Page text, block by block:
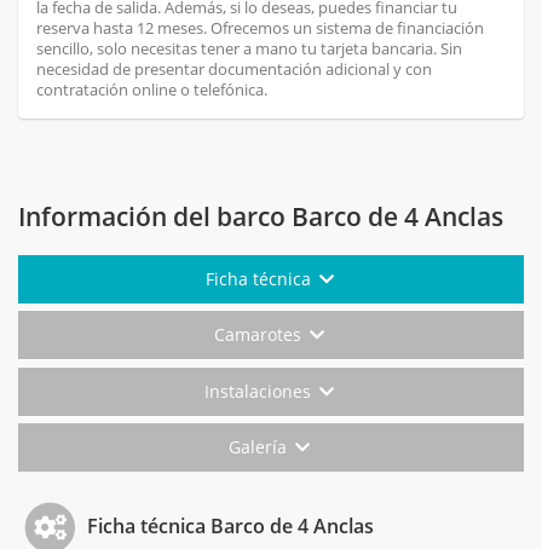
la fecha de salida. Además, si lo deseas, puedes financiar tu
reserva hasta 12 meses. Ofrecemos un sistema de financiación
sencillo, solo necesitas tener a mano tu tarjeta bancaria. Sin
necesidad de presentar documentación adicional y con
contratación online o telefónica.
Información del barco Barco de 4 Anclas
Ficha técnica
Camarotes
Instalaciones
Galería
Ficha técnica Barco de 4 Anclas